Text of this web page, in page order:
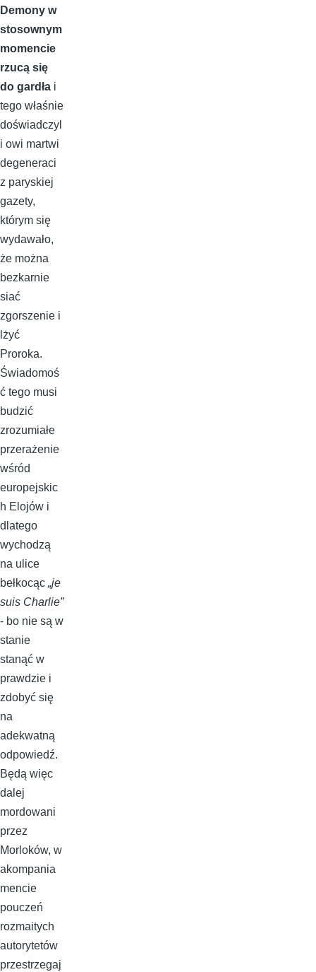
Demony w
stosownym
momencie
rzucą się
do gardła i
tego właśnie
doświadczyl
i owi martwi
degeneraci
z paryskiej
gazety,
którym się
wydawało,
że można
bezkarnie
siać
zgorszenie i
lżyć
Proroka.
Świadomoś
ć tego musi
budzić
zrozumiałe
przerażenie
wśród
europejskic
h Elojów i
dlatego
wychodzą
na ulice
bełkocąc „je
suis Charlie”
- bo nie są w
stanie
stanąć w
prawdzie i
zdobyć się
na
adekwatną
odpowiedź.
Będą więc
dalej
mordowani
przez
Morloków, w
akompania
mencie
pouczeń
rozmaitych
autorytetów
przestrzegaj